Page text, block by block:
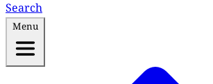
Search
Menu